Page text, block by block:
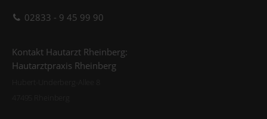
02833 - 9 45 99 90
Kontakt Hautarzt Rheinberg:
Hautarztpraxis Rheinberg